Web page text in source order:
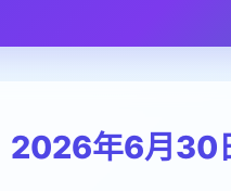
2026年6月30